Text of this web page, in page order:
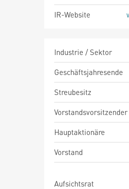
IR-Website
Industrie / Sektor
Geschäftsjahresende
Streubesitz
Vorstandsvorsitzender
Hauptaktionäre
Vorstand
Aufsichtsrat